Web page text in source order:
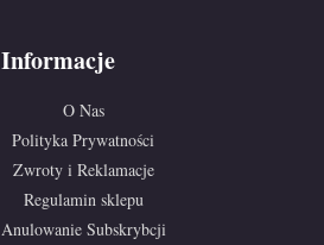
Informacje
O Nas
Polityka Prywatności
Zwroty i Reklamacje
Regulamin sklepu
Anulowanie Subskrybcji